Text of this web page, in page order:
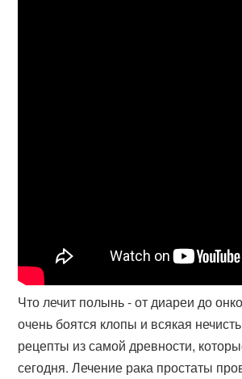
Что лечит полынь - от диареи до
очень боятся клопы и всякая
рецепты из самой древности,
сегодня. Лечение рака простаты